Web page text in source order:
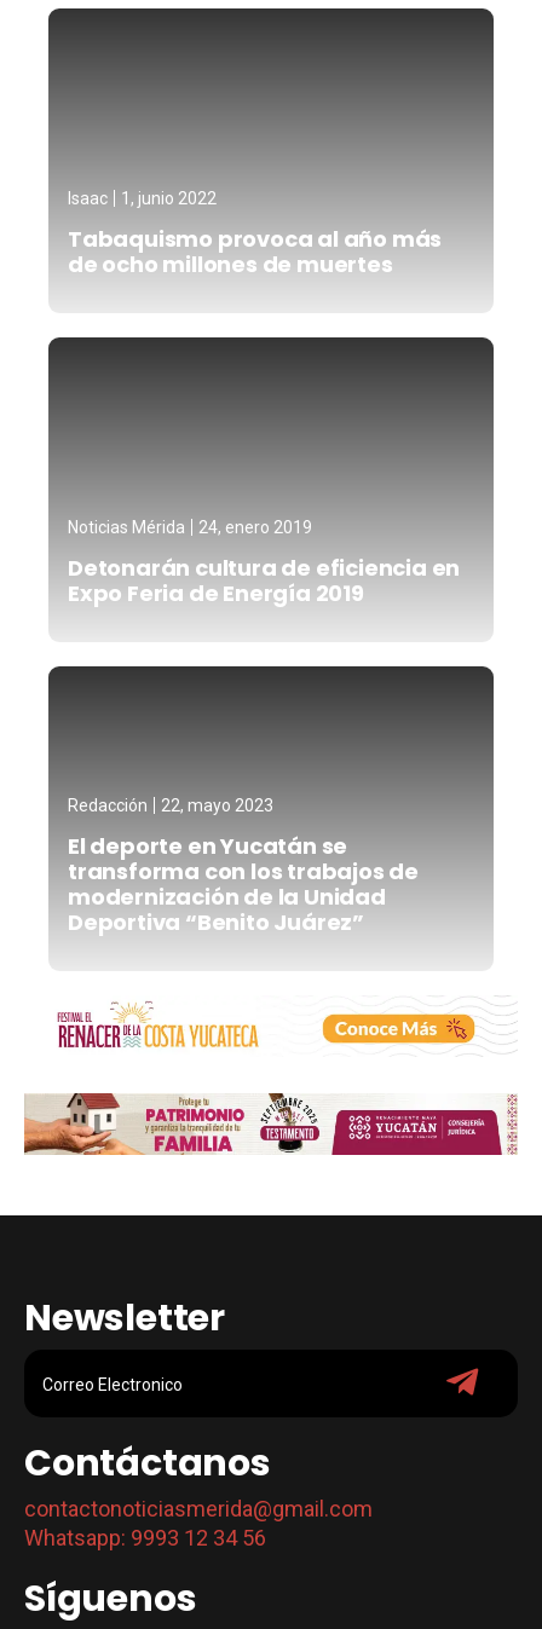
Isaac 1, junio 2022
Tabaquismo provoca al año más
de ocho millones de muertes
Noticias Mérida 24, enero 2019
Detonarán cultura de eficiencia en
Expo Feria de Energía 2019
Redacción 22, mayo 2023
El deporte en Yucatán se
transforma con los trabajos de
modernización de la Unidad
Deportiva “Benito Juárez”
Newsletter
Contáctanos
contactonoticiasmerida@gmail.com
Whatsapp: 9993 12 34 56
Síguenos